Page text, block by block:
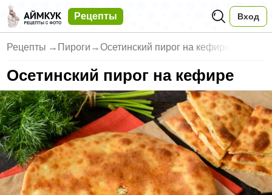
Рецепты Вход
Рецепты → Пироги →Осетинский пирог на кефире
Осетинский пирог на кефире